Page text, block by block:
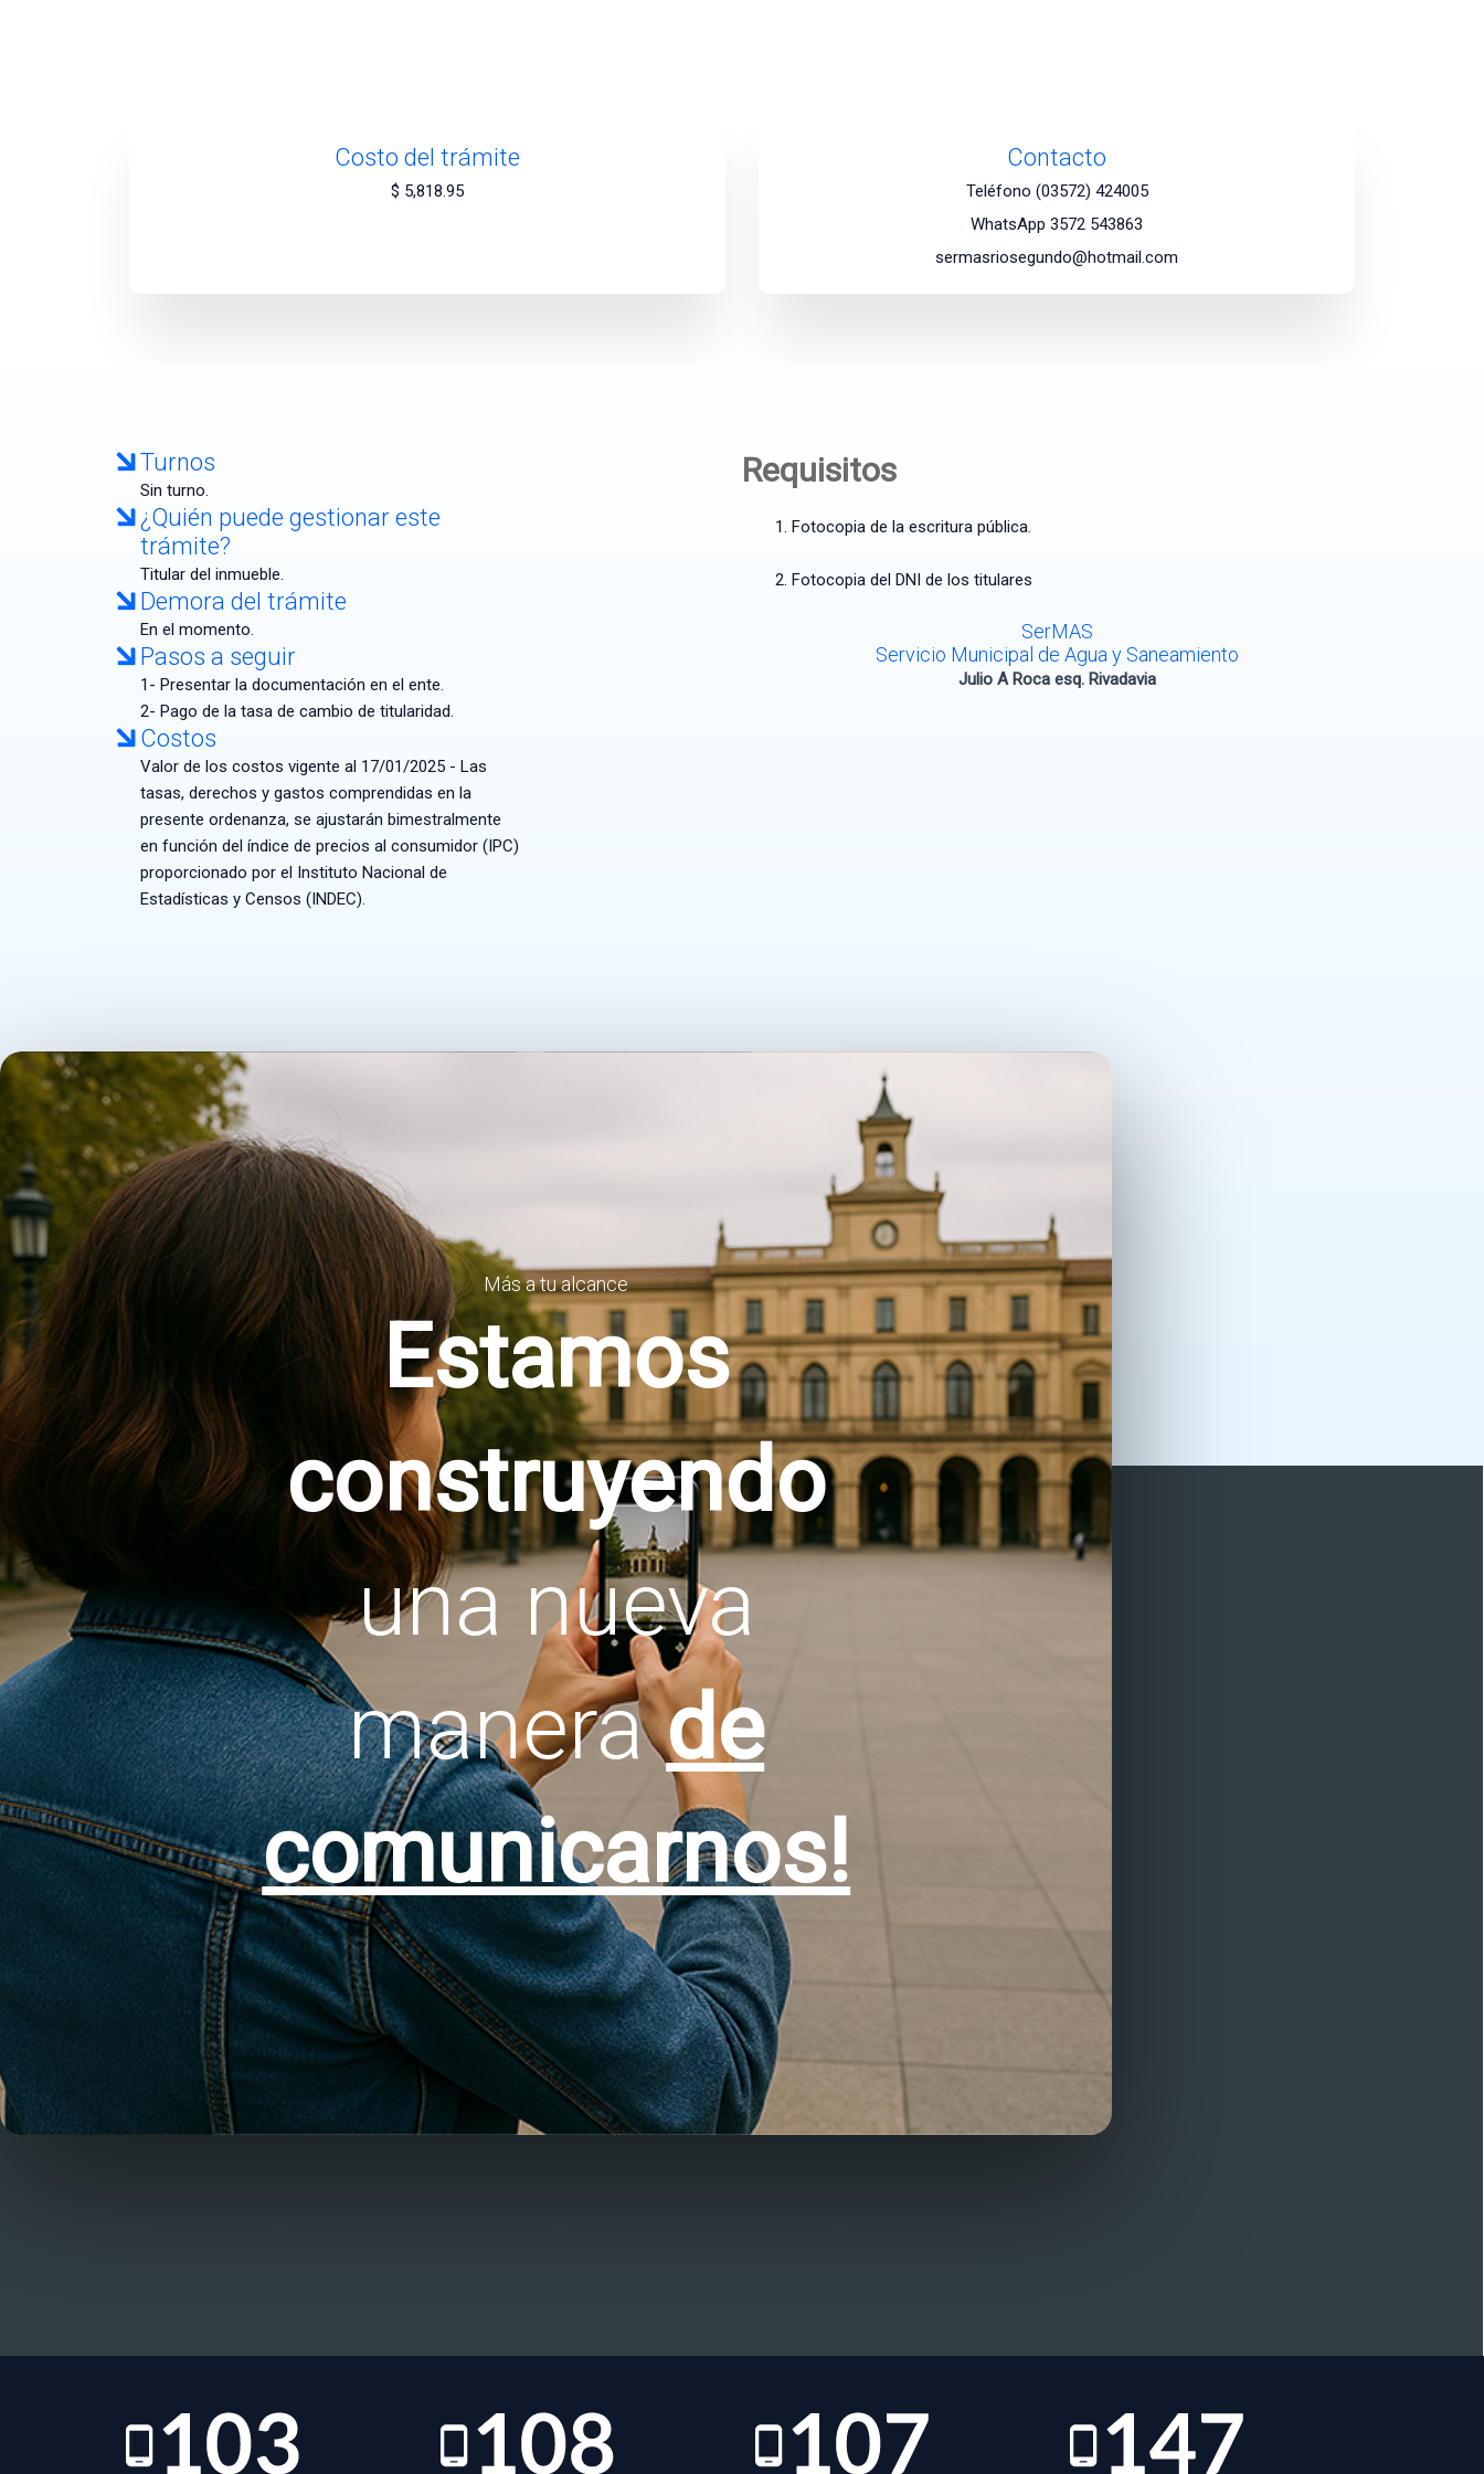
Costo del trámite
$ 5,818.95
Contacto
Teléfono (03572) 424005
WhatsApp 3572 543863
sermasriosegundo@hotmail.com
Turnos
Sin turno.
¿Quién puede gestionar este
trámite?
Titular del inmueble.
Demora del trámite
En el momento.
Pasos a seguir
1- Presentar la documentación en el ente.
2- Pago de la tasa de cambio de titularidad.
Costos
Valor de los costos vigente al 17/01/2025 - Las
tasas, derechos y gastos comprendidas en la
presente ordenanza, se ajustarán bimestralmente
en función del índice de precios al consumidor (IPC)
proporcionado por el Instituto Nacional de
Estadísticas y Censos (INDEC).
Requisitos
Fotocopia de la escritura pública.
Fotocopia del DNI de los titulares
SerMAS
Servicio Municipal de Agua y Saneamiento
Julio A Roca esq. Rivadavia
Más a tu alcance
Estamos
construyendo
una nueva
manerade
comunicarnos!